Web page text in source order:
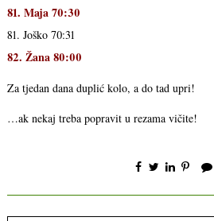
81. Maja 70:30
81. Joško 70:31
82. Žana 80:00
Za tjedan dana duplić kolo, a do tad upri!
…ak nekaj treba popravit u rezama vičite!